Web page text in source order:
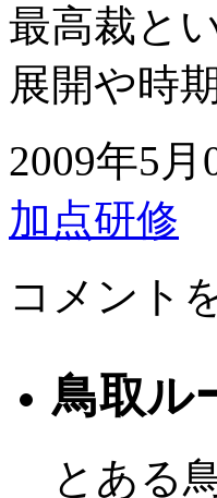
最高裁と
展開や時
2009年5
加点研修
記
コメント
鳥取ル
とある